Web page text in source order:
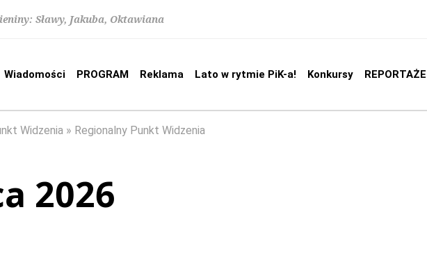
Sławy, Jakuba, Oktawiana
Wiadomości PROGRAM Reklama Lato w rytmie PiK-a! Konkursy REPORTAŻE
Widzenia Regionalny Punkt Widzenia
2026